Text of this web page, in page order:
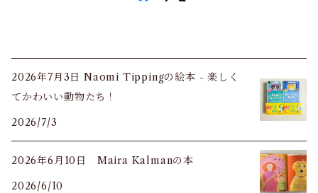
2026年7月3日 Naomi Tippingの絵本 - 楽しく
てかわいい動物たち！
2026/7/3
2026年6月10日 Maira Kalmanの本
2026/6/10